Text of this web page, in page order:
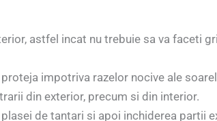
astfel incat nu trebuie sa va faceti
impotriva razelor nocive ale
din exterior, precum si din interior.
de tantari si apoi inchiderea partii